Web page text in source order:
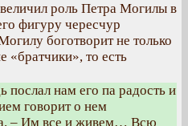
роль Петра Могилы в
фигуру чересчур
боготворит не только
«братчики», то есть
послал нам его па радость и
говорит о нем
– Им все и живем… Всю